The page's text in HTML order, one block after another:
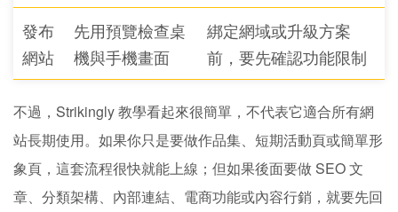
發布
網站
先用預覽檢查桌
機與手機畫面
綁定網域或升級方案
前，要先確認功能限制
不過，Strikingly 教學看起來很簡單，不代表它適合所有網
站長期使用。如果你只是要做作品集、短期活動頁或簡單形
象頁，這套流程很快就能上線；但如果後面要做 SEO 文
章、分類架構、內部連結、電商功能或內容行銷，就要先回